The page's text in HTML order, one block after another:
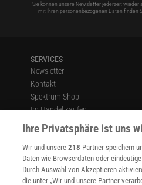
Sie können unsere Newsletter jederzeit wieder
mit Ihren personenbezogenen Daten finden
SERVICES
Newsletter
Kontakt
Spektrum Shop
Im Handel kaufen
Presse
Verträge kündigen
Widerruf
INFO
Mediadaten
Ihre Privatsphäre ist uns
Wir und unsere218-Partner speichern
Daten wie Browserdaten oder
Durch Auswahl von Akzeptieren
die unter „Wir und unsere Partner